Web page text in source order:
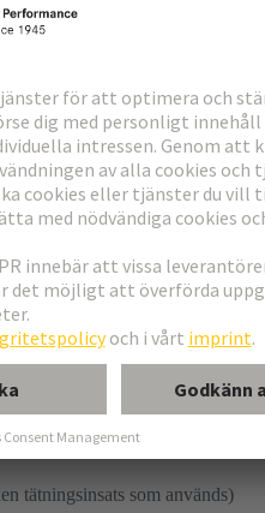
tätningsinsats som används)